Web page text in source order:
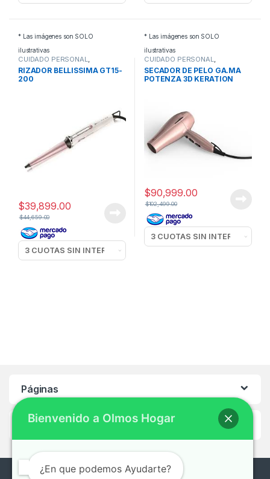
* Las imágenes son SOLO
ilustrativas
CUIDADO PERSONAL
RIZADOR BELLISSIMA GT15-
200
$39,899.00
$44,659.00
* Las imágenes son SOLO
ilustrativas
CUIDADO PERSONAL
SECADORES DE PELO
SECADOR DE PELO GA.MA
POTENZA 3D KERATION
$90,999.00
$102,499.00
Páginas
Ayuda
Bienvenido a Olmos Hogar
¿En que podemos Ayudarte?